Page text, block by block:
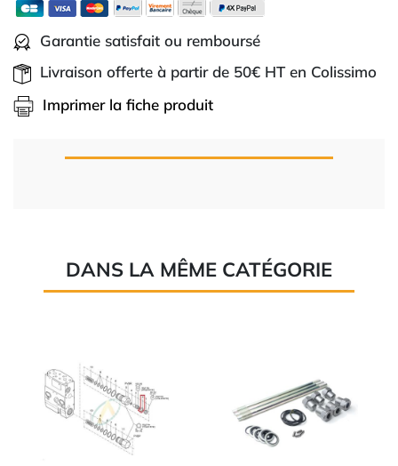
Garantie satisfait ou remboursé
Livraison offerte à partir de 50€ HT en Colissimo
Imprimer la fiche produit
DANS LA MÊME CATÉGORIE